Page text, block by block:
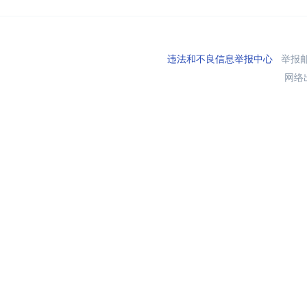
违法和不良信息举报中心举报
网